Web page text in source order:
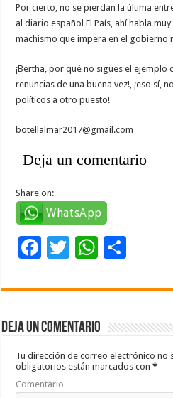
Por cierto, no se pierdan la última
al diario español El País, ahí habla
machismo que impera en el gobierno
¡Bertha, por qué no sigues el ejemplo
renuncias de una buena vez!, ¡eso sí,
políticos a otro puesto!
botellalmar2017@gmail.com
Deja un comentario
Share on:
WhatsApp
F
e
b
o
o
k
T
tt
er
W
at
sA
p
p
m
ar
ti
Deja un comentario
Tu dirección de correo electrónico no
obligatorios están marcados con*
Comentario